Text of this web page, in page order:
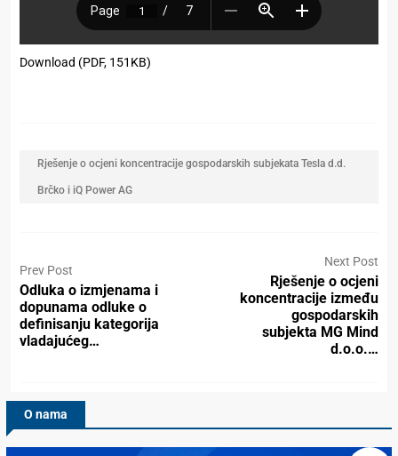
Download (PDF, 151KB)
Rješenje o ocjeni koncentracije gospodarskih subjekata Tesla d.d.
Brčko i iQ Power AG
Prev Post
Odluka o izmjenama i
dopunama odluke o
definisanju kategorija
vladajućeg…
Next Post
Rješenje o ocjeni
koncentracije između
gospodarskih
subjekta MG Mind
d.o.o.…
O nama